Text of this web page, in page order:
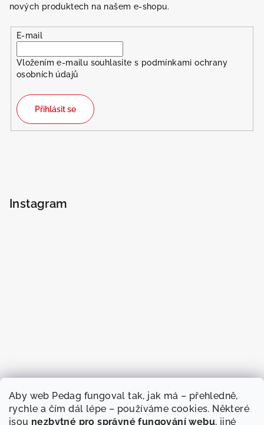
Aby web Pedag fungoval tak, jak má – přehledně,
rychle a čím dál lépe – používáme cookies. Některé
jsou nezbytné pro správné fungování webu, jiné
nových produktech na našem e-shopu.
E-mail
Vložením e-mailu souhlasíte s podmínkami ochrany
osobních údajů
Přihlásit se
Instagram